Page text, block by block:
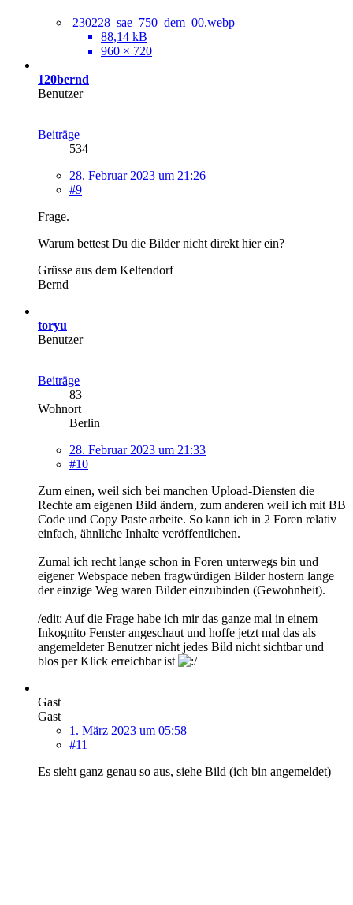
230228_sae_750_dem_00.webp
88,14 kB
960 × 720
120bernd
Benutzer
Beiträge
534
28. Februar 2023 um 21:26
#9
Frage.
Warum bettest Du die Bilder nicht direkt hier ein?
Grüsse aus dem Keltendorf
Bernd
toryu
Benutzer
Beiträge
83
Wohnort
Berlin
28. Februar 2023 um 21:33
#10
Zum einen, weil sich bei manchen Upload-Diensten die
Rechte am eigenen Bild ändern, zum anderen weil ich mit BB
Code und Copy Paste arbeite. So kann ich in 2 Foren relativ
einfach, ähnliche Inhalte veröffentlichen.
Zumal ich recht lange schon in Foren unterwegs bin und
eigener Webspace neben fragwürdigen Bilder hostern lange
der einzige Weg waren Bilder einzubinden (Gewohnheit).
/edit: Auf die Frage habe ich mir das ganze mal in einem
Inkognito Fenster angeschaut und hoffe jetzt mal das als
angemeldeter Benutzer nicht jedes Bild nicht sichtbar und
blos per Klick erreichbar ist
Gast
Gast
1. März 2023 um 05:58
#11
Es sieht ganz genau so aus, siehe Bild (ich bin angemeldet)